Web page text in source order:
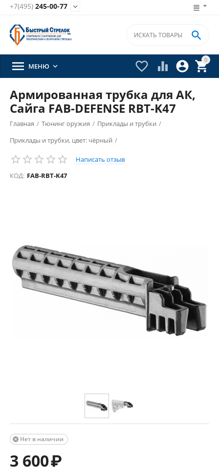
+7(495) 245-00-77 
0


 

 МЕНЮ 
Армированная трубка для АК,
Сайга FAB-DEFENSE RBT-K47
Главная / Тюнинг оружия / Приклады и трубки /
Приклады и трубки, цвет: чёрный /
Написать отзыв
КОД: FAB-RBT-K47
Нет в наличии

3 600₽